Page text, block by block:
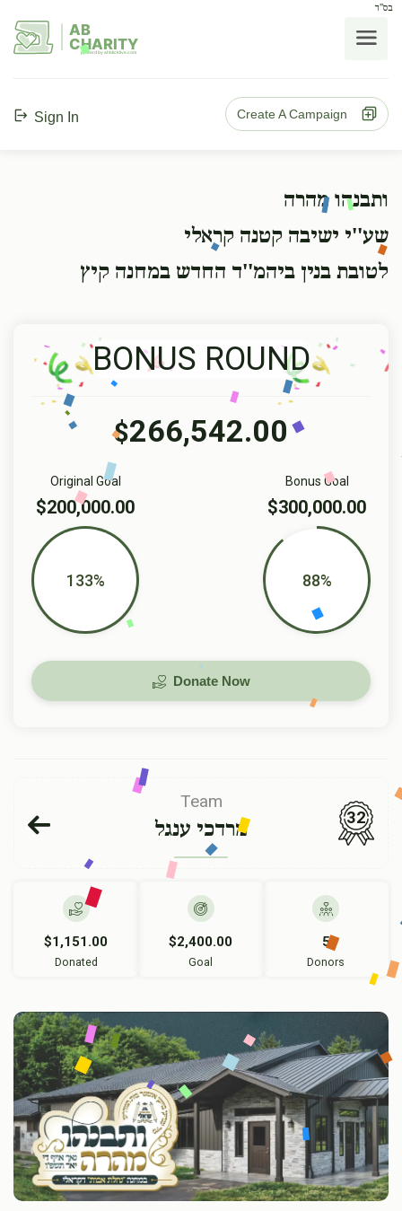
בס"ד
AB
CHARITY
powerd by ahblicklive.com
Sign In Create A Campaign
ותבנהו מהרה
שע''י ישיבה קטנה קראלי
לטובת בנין ביהמ''ד החדש במחנה קיץ
BONUS ROUND
$266,542.00
Bonus Goal
$300,000.00
88%
Original Goal
$200,000.00
133%
Donate Now
Team
מרדכי ענגל
32
$1,151.00
Donated
$2,400.00
Goal
5
Donors